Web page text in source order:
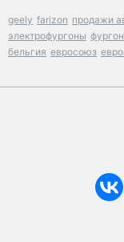
geely farizon продажи
электрофургоны
бельгия евросоюз